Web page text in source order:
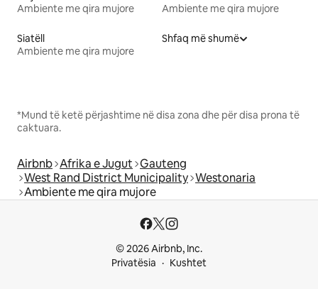
Ambiente me qira mujore
Ambiente me qira mujore
Siatëll
Ambiente me qira mujore
Shfaq më shumë
*Mund të ketë përjashtime në disa zona dhe për disa prona të
caktuara.
Airbnb Afrika e Jugut Gauteng
West Rand District Municipality Westonaria
Ambiente me qira mujore
© 2026 Airbnb, Inc.
Privatësia
Kushtet